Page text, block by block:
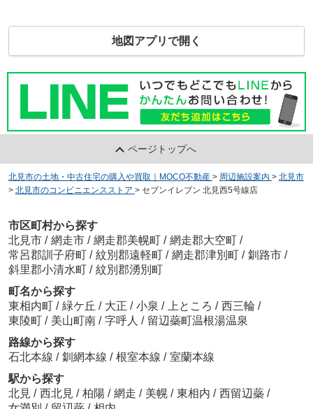
地図アプリで開く
ページトップへ
北見市の土地・中古住宅の購入や買取｜MOCO不動産 > 周辺施設案内 > 北見市
> 北見市のコンビニエンスストア > セブンイレブン 北見西5号線店
市区町村から探す
北見市 / 網走市 / 網走郡美幌町 / 網走郡大空町 /
常呂郡訓子府町 / 紋別郡遠軽町 / 網走郡津別町 / 釧路市 /
斜里郡小清水町 / 紋別郡湧別町
町名から探す
東相内町 / 緑ケ丘 / 大正 / 小泉 / 上ところ / 西三輪 /
東陵町 / 美山町南 / 字呼人 / 留辺蘂町温根湯温泉
路線から探す
石北本線 / 釧網本線 / 根室本線 / 室蘭本線
駅から探す
北見 / 西北見 / 柏陽 / 網走 / 美幌 / 東相内 / 西留辺蘂 /